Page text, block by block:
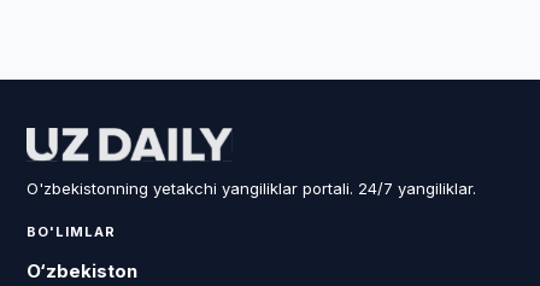
O'zbekistonning yetakchi yangiliklar portali. 24/7 yangiliklar.
BO'LIMLAR
O‘zbekiston